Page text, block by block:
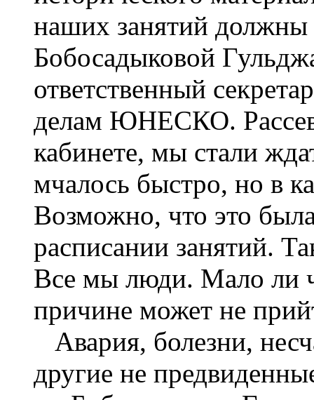
наших занятий должны
Бобосадыковой
ответственный
делам ЮНЕСКО.
кабинете, мы стали
мчалось быстро, но в
Возможно, что это
расписании занятий.
Все мы люди. Мало ли
причине может не
Авария, болезни,
другие не